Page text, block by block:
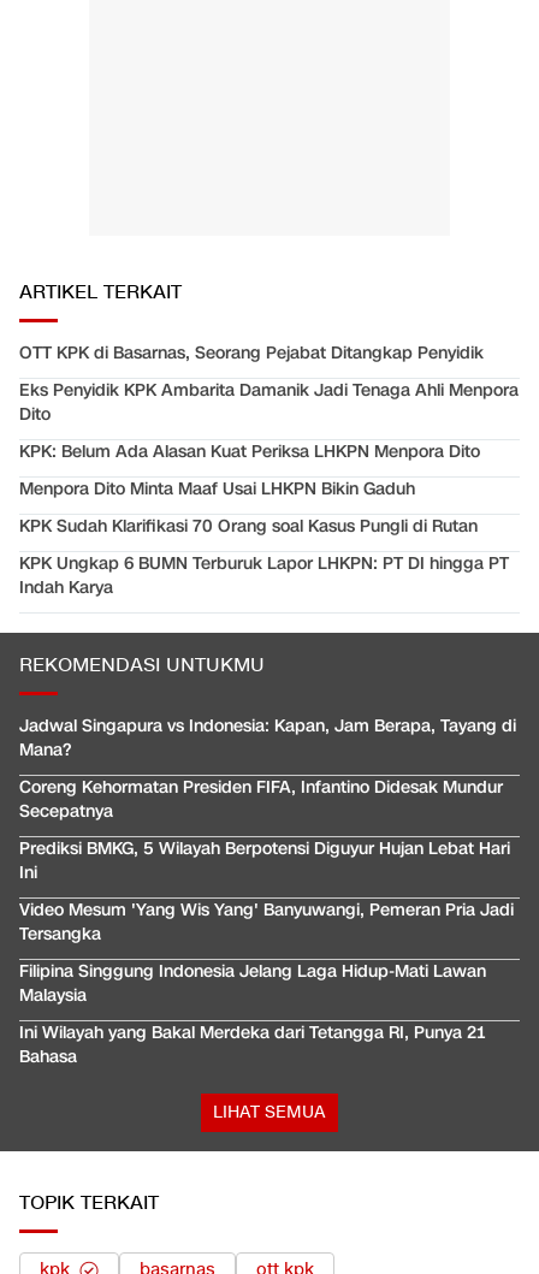
ARTIKEL TERKAIT
OTT KPK di Basarnas, Seorang Pejabat Ditangkap Penyidik
Eks Penyidik KPK Ambarita Damanik Jadi Tenaga Ahli Menpora
Dito
KPK: Belum Ada Alasan Kuat Periksa LHKPN Menpora Dito
Menpora Dito Minta Maaf Usai LHKPN Bikin Gaduh
KPK Sudah Klarifikasi 70 Orang soal Kasus Pungli di Rutan
KPK Ungkap 6 BUMN Terburuk Lapor LHKPN: PT DI hingga PT
Indah Karya
REKOMENDASI UNTUKMU
Jadwal Singapura vs Indonesia: Kapan, Jam Berapa, Tayang di
Mana?
Coreng Kehormatan Presiden FIFA, Infantino Didesak Mundur
Secepatnya
Prediksi BMKG, 5 Wilayah Berpotensi Diguyur Hujan Lebat Hari
Ini
Video Mesum 'Yang Wis Yang' Banyuwangi, Pemeran Pria Jadi
Tersangka
Filipina Singgung Indonesia Jelang Laga Hidup-Mati Lawan
Malaysia
Ini Wilayah yang Bakal Merdeka dari Tetangga RI, Punya 21
Bahasa
LIHAT SEMUA
TOPIK TERKAIT